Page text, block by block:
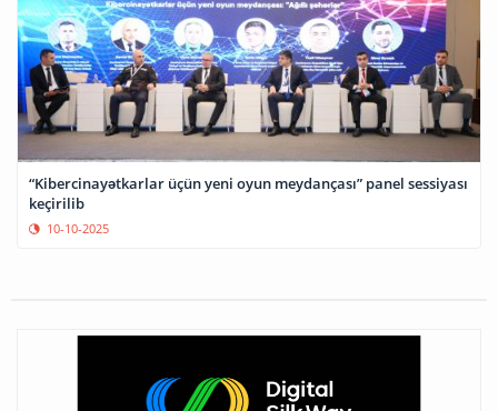
“Kibercinayətkarlar üçün yeni oyun meydançası” panel sessiyası
keçirilib
10-10-2025